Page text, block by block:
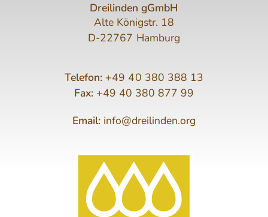
Dreilinden gGmbH
Alte Königstr. 18
D-22767 Hamburg
Telefon: +49 40 380 388 13
Fax:+49 40 380 877 99
Email: info@dreilinden.org